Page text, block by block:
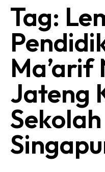
Tag:
Ma’arif
Jateng